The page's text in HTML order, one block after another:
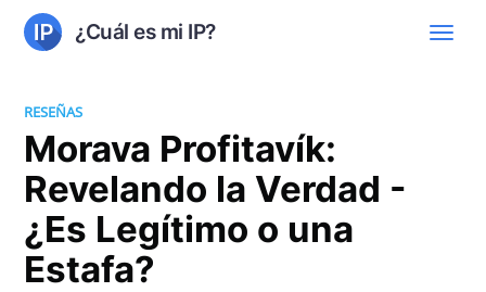
¿Cuál es mi IP?
RESEÑAS
Morava Profitavík:
Revelando la Verdad -
¿Es Legítimo o una
Estafa?